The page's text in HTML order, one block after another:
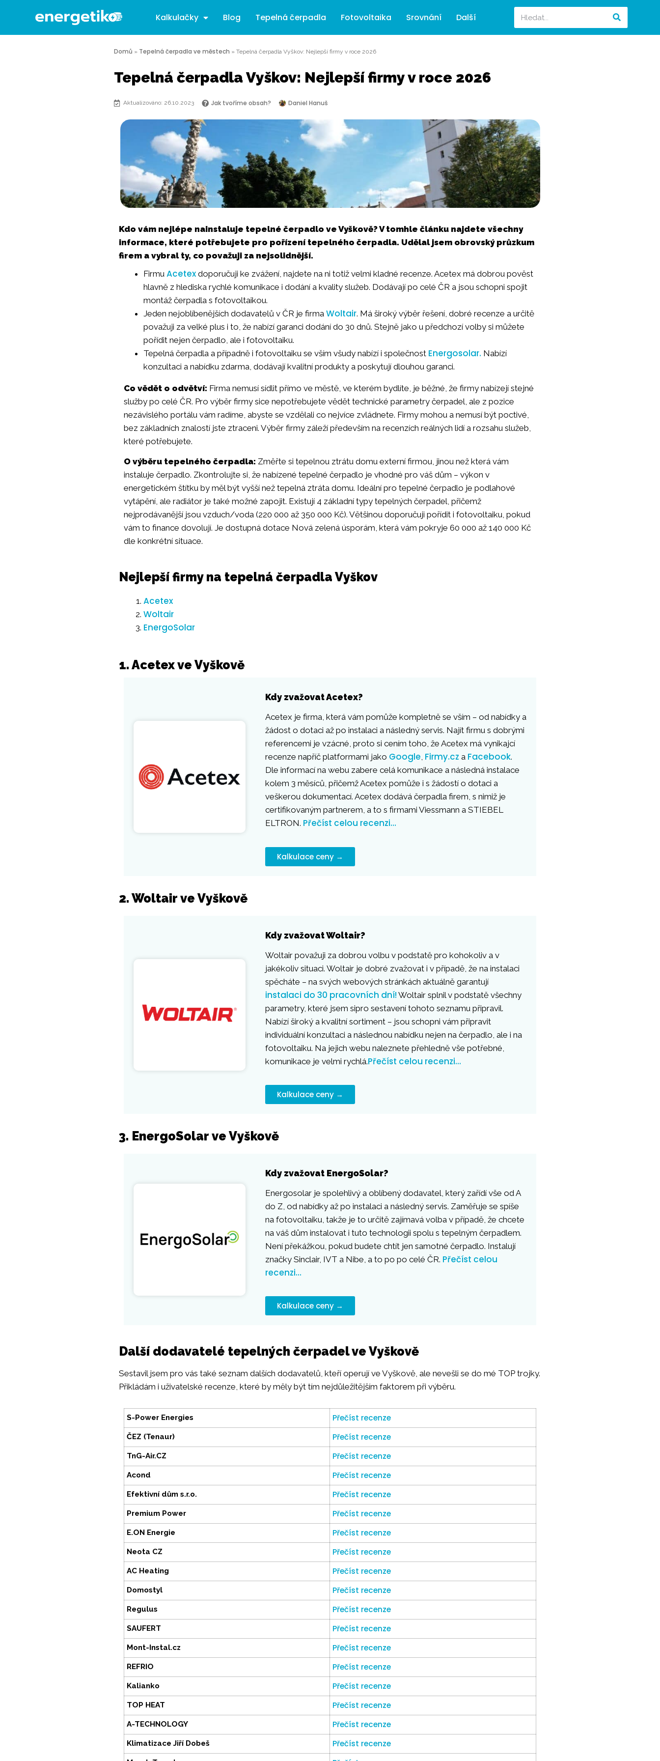
Kalkulačky Blog Tepelná čerpadla Fotovoltaika Srovnání Další
Domů » Tepelná čerpadla ve městech » Tepelná čerpadla Vyškov: Nejlepší firmy v roce 2026
Tepelná čerpadla Vyškov: Nejlepší firmy v roce 2026
Aktualizováno: 26.10.2023 Jak tvoříme obsah? Daniel Hanuš
Kdo vám nejlépe nainstaluje tepelné čerpadlo ve Vyškově? V tomhle článku najdete všechny
informace, které potřebujete pro pořízení tepelného čerpadla. Udělal jsem obrovský průzkum
firem a vybral ty, co považuji za nejsolidnější.
Firmu Acetex doporučuji ke zvážení, najdete na ni totiž velmi kladné recenze. Acetex má dobrou pověst
hlavně z hlediska rychlé komunikace i dodání a kvality služeb. Dodávají po celé ČR a jsou schopni spojit
montáž čerpadla s fotovoltaikou.
Jeden nejoblíbenějších dodavatelů v ČR je firma Woltair. Má široký výběr řešení, dobré recenze a určitě
považuji za velké plus i to, že nabízí garanci dodání do 30 dnů. Stejně jako u předchozí volby si můžete
pořídit nejen čerpadlo, ale i fotovoltaiku.
Tepelná čerpadla a případně i fotovoltaiku se vším všudy nabízí i společnost Energosolar. Nabízí
konzultaci a nabídku zdarma, dodávají kvalitní produkty a poskytují dlouhou garanci.
Co vědět o odvětví: Firma nemusí sídlit přímo ve městě, ve kterém bydlíte, je běžné, že firmy nabízejí stejné
služby po celé ČR. Pro výběr firmy sice nepotřebujete vědět technické parametry čerpadel, ale z pozice
nezávislého portálu vám radíme, abyste se vzdělali co nejvíce zvládnete. Firmy mohou a nemusí být poctivé,
bez základních znalostí jste ztraceni. Výběr firmy záleží především na recenzích reálných lidí a rozsahu služeb,
které potřebujete.
O výběru tepelného čerpadla: Změřte si tepelnou ztrátu domu externí firmou, jinou než která vám
instaluje čerpadlo. Zkontrolujte si, že nabízené tepelné čerpadlo je vhodné pro váš dům – výkon v
energetickém štítku by měl být vyšší než tepelná ztráta domu. Ideální pro tepelné čerpadlo je podlahové
vytápění, ale radiátor je také možné zapojit. Existují 4 základní typy tepelných čerpadel, přičemž
nejprodávanější jsou vzduch/voda (220 000 až 350 000 Kč). Většinou doporučuji pořídit i fotovoltaiku, pokud
vám to finance dovolují. Je dostupná dotace Nová zelená úsporám, která vám pokryje 60 000 až 140 000 Kč
dle konkrétní situace.
Nejlepší firmy na tepelná čerpadla Vyškov
Acetex
Woltair
EnergoSolar
1. Acetex ve Vyškově
Kdy zvažovat Acetex?
Acetex je firma, která vám pomůže kompletně se vším – od nabídky a
žádost o dotaci až po instalaci a následný servis. Najít firmu s dobrými
referencemi je vzácné, proto si cením toho, že Acetex má vynikajcí
recenze napříč platformami jako Google, Firmy.cz a Facebook.
Dle informací na webu zabere celá komunikace a následná instalace
kolem 3 měsíců, přičemž Acetex pomůže i s žádostí o dotaci a
veškerou dokumentací. Acetex dodává čerpadla firem, s nimiž je
certifikovaným partnerem, a to s firmami Viessmann a STIEBEL
ELTRON. Přečíst celou recenzi…
Kalkulace ceny →
2. Woltair ve Vyškově
Kdy zvažovat Woltair?
Woltair považuji za dobrou volbu v podstatě pro kohokoliv a v
jakékoliv situaci. Woltair je dobré zvažovat i v případě, že na instalaci
spěcháte – na svých webových stránkách aktuálně garantují
instalaci do 30 pracovních dní! Woltair splnil v podstatě všechny
parametry, které jsem sipro sestavení tohoto seznamu připravil.
Nabízí široký a kvalitní sortiment – jsou schopni vám připravit
individuální konzultaci a následnou nabídku nejen na čerpadlo, ale i na
fotovoltaiku. Na jejich webu naleznete přehledně vše potřebné,
komunikace je velmi rychlá.Přečíst celou recenzi…
Kalkulace ceny →
3. EnergoSolar ve Vyškově
Kdy zvažovat EnergoSolar?
Energosolar je spolehlivý a oblíbený dodavatel, který zařídí vše od A
do Z, od nabídky až po instalaci a následný servis. Zaměřuje se spíše
na fotovoltaiku, takže je to určitě zajímavá volba v případě, že chcete
na váš dům instalovat i tuto technologii spolu s tepelným čerpadlem.
Není překážkou, pokud budete chtít jen samotné čerpadlo. Instalují
značky Sinclair, IVT a Nibe, a to po po celé ČR. Přečíst celou
recenzi…
Kalkulace ceny →
Další dodavatelé tepelných čerpadel ve Vyškově
Sestavil jsem pro vás také seznam dalších dodavatelů, kteří operují ve Vyškově, ale nevešli se do mé TOP trojky.
Přikládám i uživatelské recenze, které by měly být tím nejdůležitějším faktorem při výběru.
S-Power Energies Přečíst recenze
ČEZ (Tenaur) Přečíst recenze
TnG-Air.CZ Přečíst recenze
Acond Přečíst recenze
Efektivní dům s.r.o. Přečíst recenze
Premium Power Přečíst recenze
E.ON Energie Přečíst recenze
Neota CZ Přečíst recenze
AC Heating Přečíst recenze
Domostyl Přečíst recenze
Regulus Přečíst recenze
SAUFERT Přečíst recenze
Mont-Instal.cz Přečíst recenze
REFRIO Přečíst recenze
Kalianko Přečíst recenze
TOP HEAT Přečíst recenze
A-TECHNOLOGY Přečíst recenze
Klimatizace Jiří Dobeš Přečíst recenze